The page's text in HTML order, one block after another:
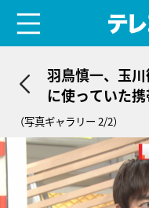
羽鳥慎一、玉
に使っていた
（写真ギャラリー 2/2）